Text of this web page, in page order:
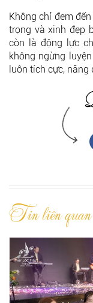
Không chỉ đem
trọng và xinh đẹp
còn là động lực
không ngừng
luôn tích cực, năng
Tin liên quan